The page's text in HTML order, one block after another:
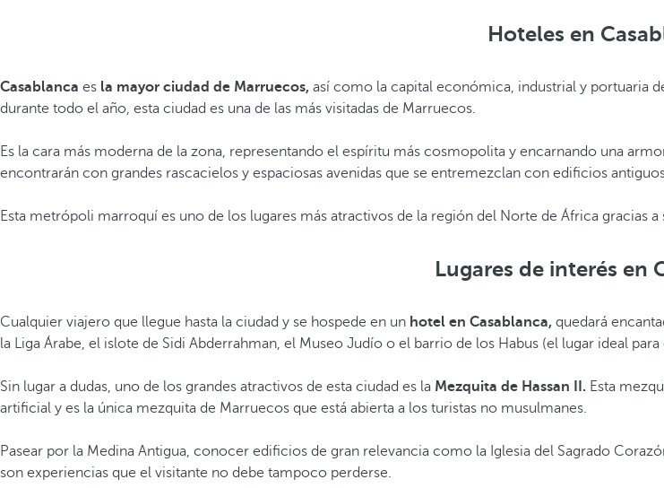
Hoteles en
Casablanca es la mayor ciudad de Marruecos, así como la capital económica, industrial y portuaria
durante todo el año, esta ciudad es una de las más visitadas de Marruecos.
Es la cara más moderna de la zona, representando el espíritu más cosmopolita y encarnando una
encontrarán con grandes rascacielos y espaciosas avenidas que se entremezclan con edificios
Esta metrópoli marroquí es uno de los lugares más atractivos de la región del Norte de África gracias
Lugares de interés en
Cualquier viajero que llegue hasta la ciudad y se hospede en un hotel en Casablanca, quedará
la Liga Árabe, el islote de Sidi Abderrahman, el Museo Judío o el barrio de los Habus (el lugar ideal
Sin lugar a dudas, uno de los grandes atractivos de esta ciudad es la Mezquita de Hassan II. Esta
artificial y es la única mezquita de Marruecos que está abierta a los turistas no musulmanes.
Pasear por la Medina Antigua, conocer edificios de gran relevancia como la Iglesia del Sagrado
son experiencias que el visitante no debe tampoco perderse.